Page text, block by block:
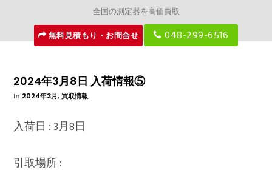
全国の測定器を高価買取
無料見積もり・お問合せ
048-299-6516
2024年3月8日 入荷情報⑤
In 2024年3月,買取情報
入荷日 : 3月8日
引取場所 :